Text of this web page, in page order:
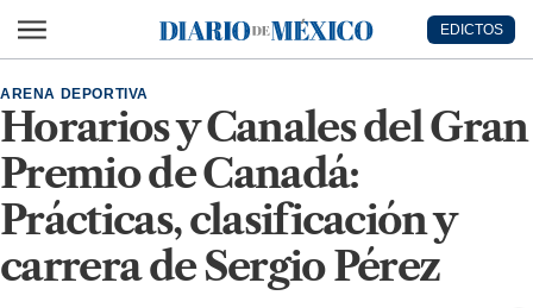
Diario de México
EDICTOS
Horarios y Canales del Gran
Premio de Canadá:
Prácticas, clasificación y
carrera de Sergio Pérez
ARENA DEPORTIVA